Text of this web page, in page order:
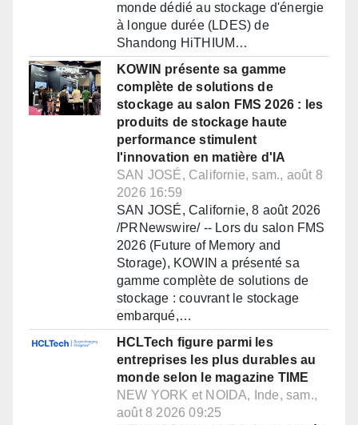
monde dédié au stockage d'énergie
à longue durée (LDES) de
Shandong HiTHIUM…
KOWIN présente sa gamme
complète de solutions de
stockage au salon FMS 2026 : les
produits de stockage haute
performance stimulent
l'innovation en matière d'IA
SAN JOSÉ, Californie, sam., août 8
2026 16:59
SAN JOSÉ, Californie, 8 août 2026
/PRNewswire/ -- Lors du salon FMS
2026 (Future of Memory and
Storage), KOWIN a présenté sa
gamme complète de solutions de
stockage : couvrant le stockage
embarqué,…
HCLTech figure parmi les
entreprises les plus durables au
monde selon le magazine TIME
NEW YORK et NOIDA, Inde, sam.,
août 8 2026 09:25